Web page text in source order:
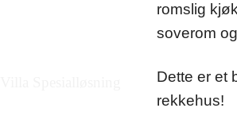
romslig
soverom
Dette er et
rekkehus!